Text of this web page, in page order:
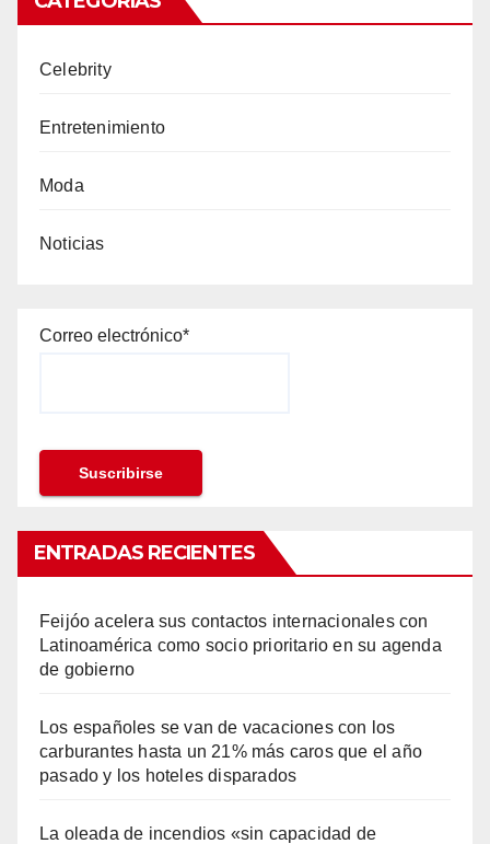
Celebrity
Entretenimiento
Moda
Noticias
Correo electrónico*
ENTRADAS RECIENTES
Feijóo acelera sus contactos internacionales con
Latinoamérica como socio prioritario en su agenda
de gobierno
Los españoles se van de vacaciones con los
carburantes hasta un 21% más caros que el año
pasado y los hoteles disparados
La oleada de incendios «sin capacidad de